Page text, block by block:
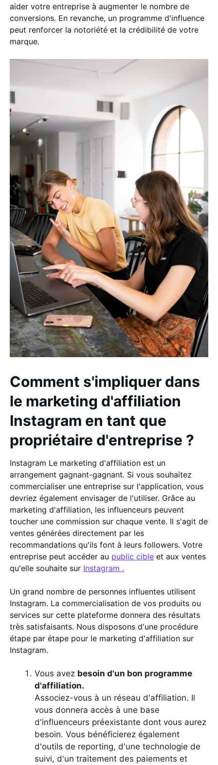
aider votre entreprise à augmenter le nombre de
conversions. En revanche, un programme d'influence
peut renforcer la notoriété et la crédibilité de votre
marque.
Comment s'impliquer dans
le marketing d'affiliation
Instagram en tant que
propriétaire d'entreprise ?
Instagram Le marketing d'affiliation est un
arrangement gagnant-gagnant. Si vous souhaitez
commercialiser une entreprise sur l'application, vous
devriez également envisager de l'utiliser. Grâce au
marketing d'affiliation, les influenceurs peuvent
toucher une commission sur chaque vente. Il s'agit de
ventes générées directement par les
recommandations qu'ils font à leurs followers. Votre
entreprise peut accéder au public cible et aux ventes
qu'elle souhaite sur Instagram .
Un grand nombre de personnes influentes utilisent
Instagram. La commercialisation de vos produits ou
services sur cette plateforme donnera des résultats
très satisfaisants. Nous disposons d'une procédure
étape par étape pour le marketing d'affiliation sur
Instagram.
Vous avez besoin d'un bon programme
d'affiliation.
Associez-vous à un réseau d'affiliation. Il
vous donnera accès à une base
d'influenceurs préexistante dont vous aurez
besoin. Vous bénéficierez également
d'outils de reporting, d'une technologie de
suivi, d'un traitement des paiements et